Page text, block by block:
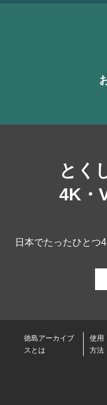
とく
4K・
日本でたったひとつ
徳島アーカイブ
スとは
使用
方法